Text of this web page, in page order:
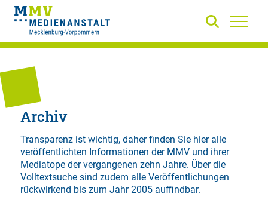
Archiv
Transparenz ist wichtig, daher finden Sie hier alle
veröffentlichten Informationen der MMV und ihrer
Mediatope der vergangenen zehn Jahre. Über die
Volltextsuchesind zudem alle Veröffentlichungen
rückwirkend bis zum Jahr 2005 auffindbar.